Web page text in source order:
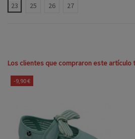
23
25 26 27
Los clientes que compraron este artículo
-9,90 €